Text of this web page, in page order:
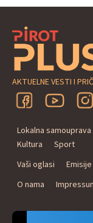
AKTUELNE VESTI I
Lokalna samouprava
Kultura
Sport
Vaši oglasi
Emisije
O nama